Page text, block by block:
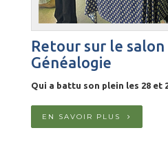
Retour sur le salon
Généalogie
Qui a battu son plein les 28 et
EN SAVOIR PLUS